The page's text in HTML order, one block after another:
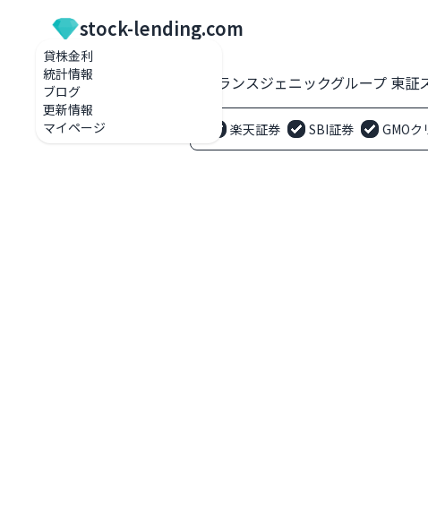
貸株金利
統計情報
ブログ
更新情報
マイページ
stock-lending.com
貸株金利一覧 2342 トランスジェニックグループ 東証
楽天証券 SBI証券 GMOク